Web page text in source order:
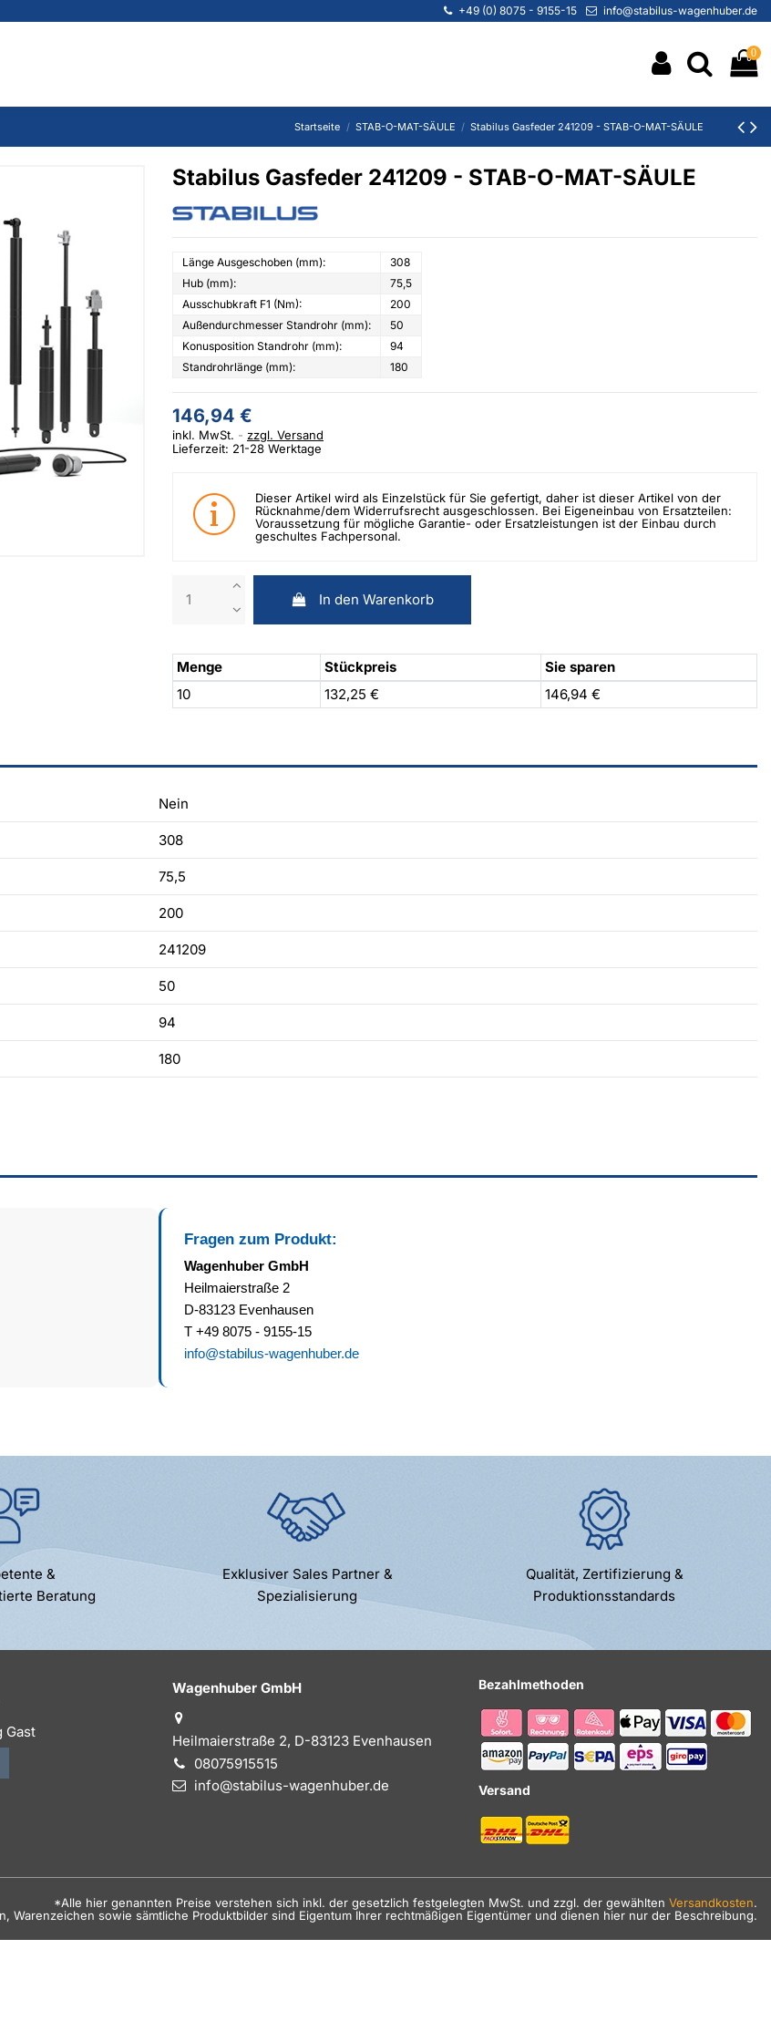
+49 (0) 8075 - 9155-15 info@stabilus-wagenhuber.de
0
Startseite STAB-O-MAT-SÄULE Stabilus Gasfeder 241209 - STAB-O-MAT-SÄULE
Stabilus Gasfeder 241209 - STAB-O-MAT-SÄULE
Länge Ausgeschoben (mm):
308
Hub (mm):
75,5
Ausschubkraft F1 (Nm):
200
Außendurchmesser Standrohr (mm):
50
Konusposition Standrohr (mm):
94
Standrohrlänge (mm):
180
146,94 €
inkl. MwSt.
zzgl. Versand
Lieferzeit: 21-28 Werktage
Dieser Artikel wird als Einzelstück für Sie gefertigt, daher ist dieser Artikel von der
Rücknahme/dem Widerrufsrecht ausgeschlossen. Bei Eigeneinbau von Ersatzteilen:
Voraussetzung für mögliche Garantie- oder Ersatzleistungen ist der Einbau durch
geschultes Fachpersonal.
In den Warenkorb
Menge Stückpreis
Sie sparen
10
132,25 € 146,94 €
Nein
308
75,5
200
241209
50
94
180
Fragen zum Produkt:
Wagenhuber GmbH
Heilmaierstraße 2
D-83123 Evenhausen
T +49 8075 - 9155-15
info@stabilus-wagenhuber.de
&
Beratung
Exklusiver Sales Partner &
Spezialisierung
Qualität, Zertifizierung &
Produktionsstandards
Gast
Wagenhuber GmbH
Heilmaierstraße 2, D-83123 Evenhausen
08075915515
info@stabilus-wagenhuber.de
Bezahlmethoden
Versand
*Alle hier genannten Preise verstehen sich inkl. der gesetzlich festgelegten MwSt. und zzgl. der gewählten Versandkosten.
Warenzeichen sowie sämtliche Produktbilder sind Eigentum Ihrer rechtmäßigen Eigentümer und dienen hier nur der Beschreibung.